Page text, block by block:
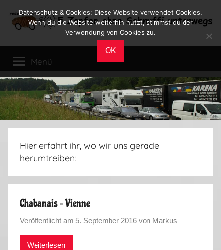
Inhalt
Reiseblog
Leben
im
Wohnmobil
Menü
Hier erfahrt ihr, wo wir uns gerade
herumtreiben:
Chabanais – Vienne
Veröffentlicht am 5. September 2016 von Markus
Weiterlesen
Datenschutz & Cookies: Diese Website verwendet Cookies.
Wenn du die Website weiterhin nutzt, stimmst du der
Verwendung von Cookies zu.
OK